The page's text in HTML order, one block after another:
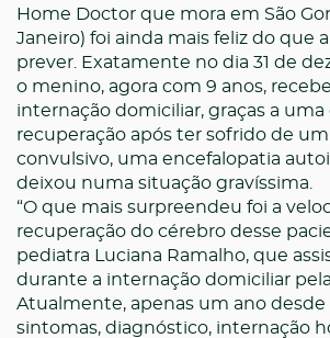
Home Doctor que mora em São
Janeiro) foi ainda mais feliz do que
prever. Exatamente no dia 31 de
o menino, agora com 9 anos,
internação domiciliar, graças a uma
recuperação após ter sofrido de
convulsivo, uma encefalopatia
deixou numa situação gravíssima.
“O que mais surpreendeu foi a
recuperação do cérebro desse
pediatra Luciana Ramalho, que
durante a internação domiciliar
Atualmente, apenas um ano desde
sintomas, diagnóstico, internação